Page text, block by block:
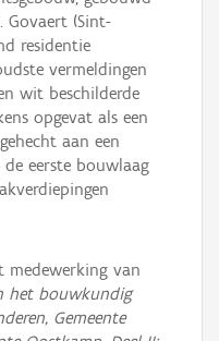
Govaert (Sint-
residentie
vermeldingen
wit beschilderde
opgevat als een
aan een
eerste bouwlaag
medewerking van
het bouwkundig
Gemeente